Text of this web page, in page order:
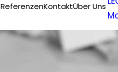
ReferenzenKontaktÜber Uns